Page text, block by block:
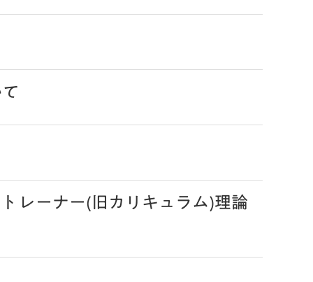
レーナー(旧カリキュラム)理論